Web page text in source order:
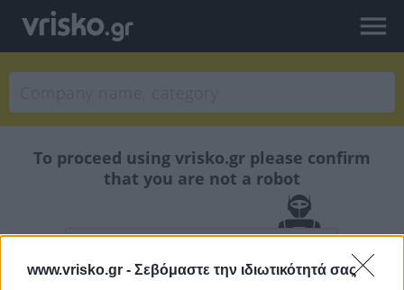
www.vrisko.gr - Σεβόμαστε την ιδιωτικότητά σας
To proceed using vrisko.gr please confirm
that you are not a robot